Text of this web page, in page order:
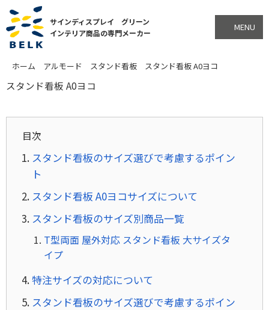
サインディスプレイ グリーン
インテリア商品の専門メーカー
MENU
ホーム アルモード スタンド看板 スタンド看板 A0ヨコ
スタンド看板 A0ヨコ
目次
スタンド看板のサイズ選びで考慮するポイン
ト
スタンド看板 A0ヨコサイズについて
スタンド看板のサイズ別商品一覧
T型両面 屋外対応 スタンド看板 大サイズタ
イプ
特注サイズの対応について
スタンド看板のサイズ選びで考慮するポイン